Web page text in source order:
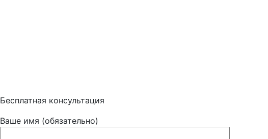
Бесплатная консультация
Ваше имя (обязательно)